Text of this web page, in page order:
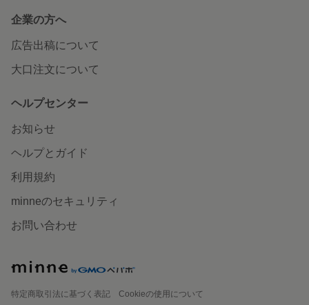
企業の方へ
広告出稿について
大口注文について
ヘルプセンター
お知らせ
ヘルプとガイド
利用規約
minneのセキュリティ
お問い合わせ
特定商取引法に基づく表記
Cookieの使用について